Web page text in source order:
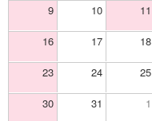
9 10 11
16 17 18
23 24 25
30 31 1